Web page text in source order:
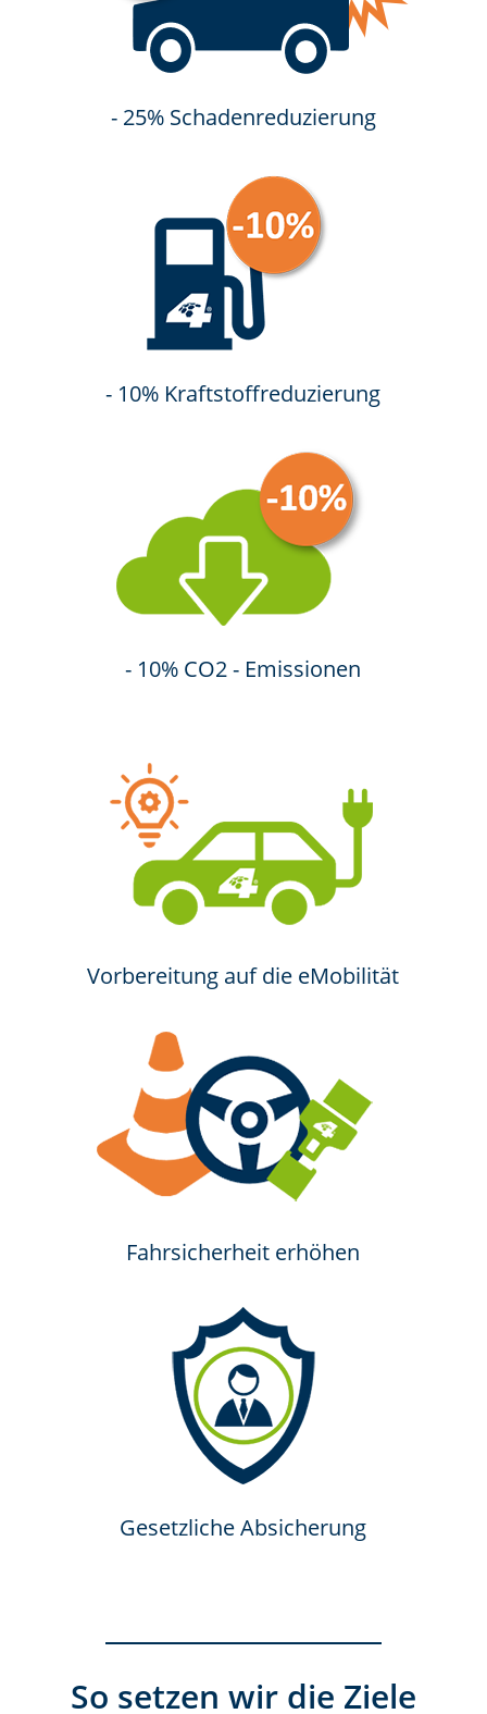
- 25% Schadenreduzierung
- 10% Kraftstoffreduzierung
- 10% CO2 - Emissionen
Vorbereitung auf die eMobilität
Fahrsicherheit erhöhen
Gesetzliche Absicherung
So setzen wir die Ziele